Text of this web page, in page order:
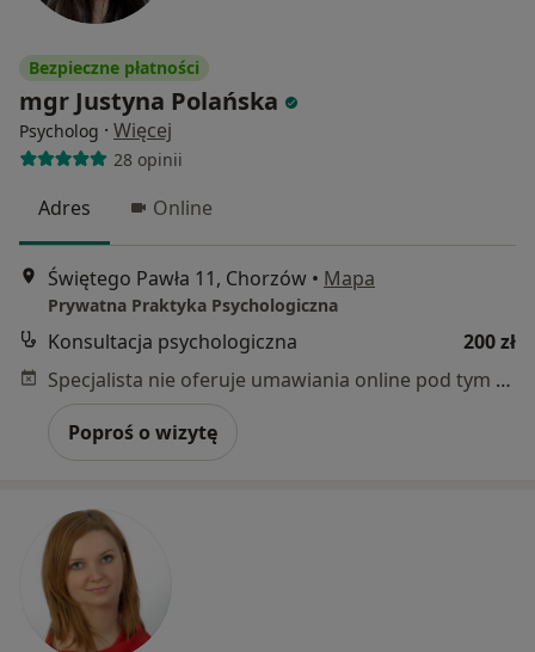
Bezpieczne płatności
mgr Justyna Polańska
Psycholog · Więcej
28 opinii
Adres Online
Świętego Pawła 11, Chorzów • Mapa
Prywatna Praktyka Psychologiczna
Konsultacja psychologiczna
200 zł
Specjalista nie oferuje umawiania online pod tym adresem.
Poproś o wizytę